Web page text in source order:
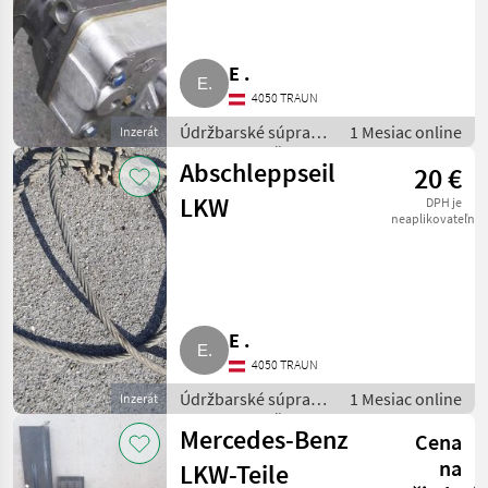
Inzerát
E .
4050 TRAUN
Údržbarské súpravy
a súčiastky / Časti
pre nákladné autá
1 Mesiac online
Inzerát
Abschleppseil
LKW
20 €
DPH je
neaplikovateľné
E .
4050 TRAUN
Údržbarské súpravy
a súčiastky / Časti
pre nákladné autá
1 Mesiac online
Mercedes-Benz
LKW-Teile
Cena
na